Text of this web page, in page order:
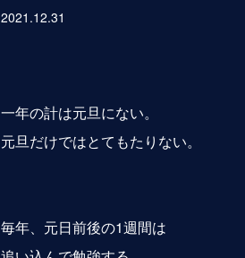
2021.12.31
一年の計は元旦にない。
元旦だけではとてもたりない。
毎年、元日前後の1週間は